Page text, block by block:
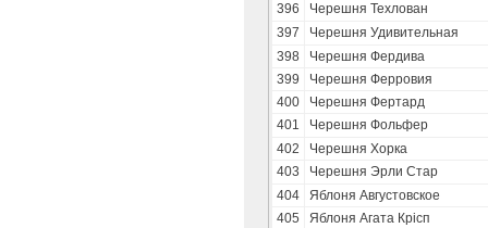
396
Черешня Техлован
397
Черешня Удивительная
398
Черешня Фердива
399
Черешня Ферровия
400
Черешня Фертард
401
Черешня Фольфер
402
Черешня Хорка
403
Черешня Эрли Стар
404
Яблоня Августовское
405
Яблоня Агата Крісп